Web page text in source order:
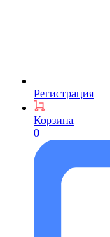
Регистрация
Корзина
0